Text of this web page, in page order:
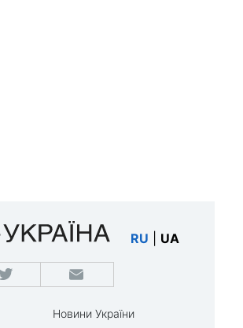
RU UA
Новини України